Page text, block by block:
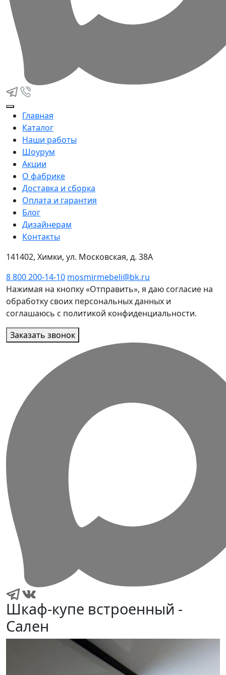
Главная
Каталог
Наши работы
Шоурум
Акции
О фабрике
Доставка и сборка
Оплата и гарантия
Блог
Дизайнерам
Контакты
141402, Химки, ул. Московская, д. 38А
8 800 200-14-10 mosmirmebeli@bk.ru
Нажимая на кнопку «Отправить», я даю согласие на
обработку своих персональных данных и
соглашаюсь с политикой конфиденциальности.
Заказать звонок
Шкаф-купе встроенный -
Сален